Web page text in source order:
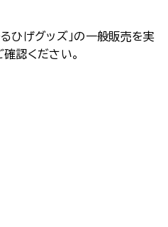
ひげグッズ」の一般販売を実
認ください。